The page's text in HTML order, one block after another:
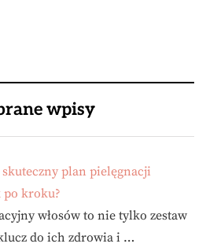
wpisy
skuteczny plan pielęgnacji
po kroku?
włosów to nie tylko zestaw
do ich zdrowia i …